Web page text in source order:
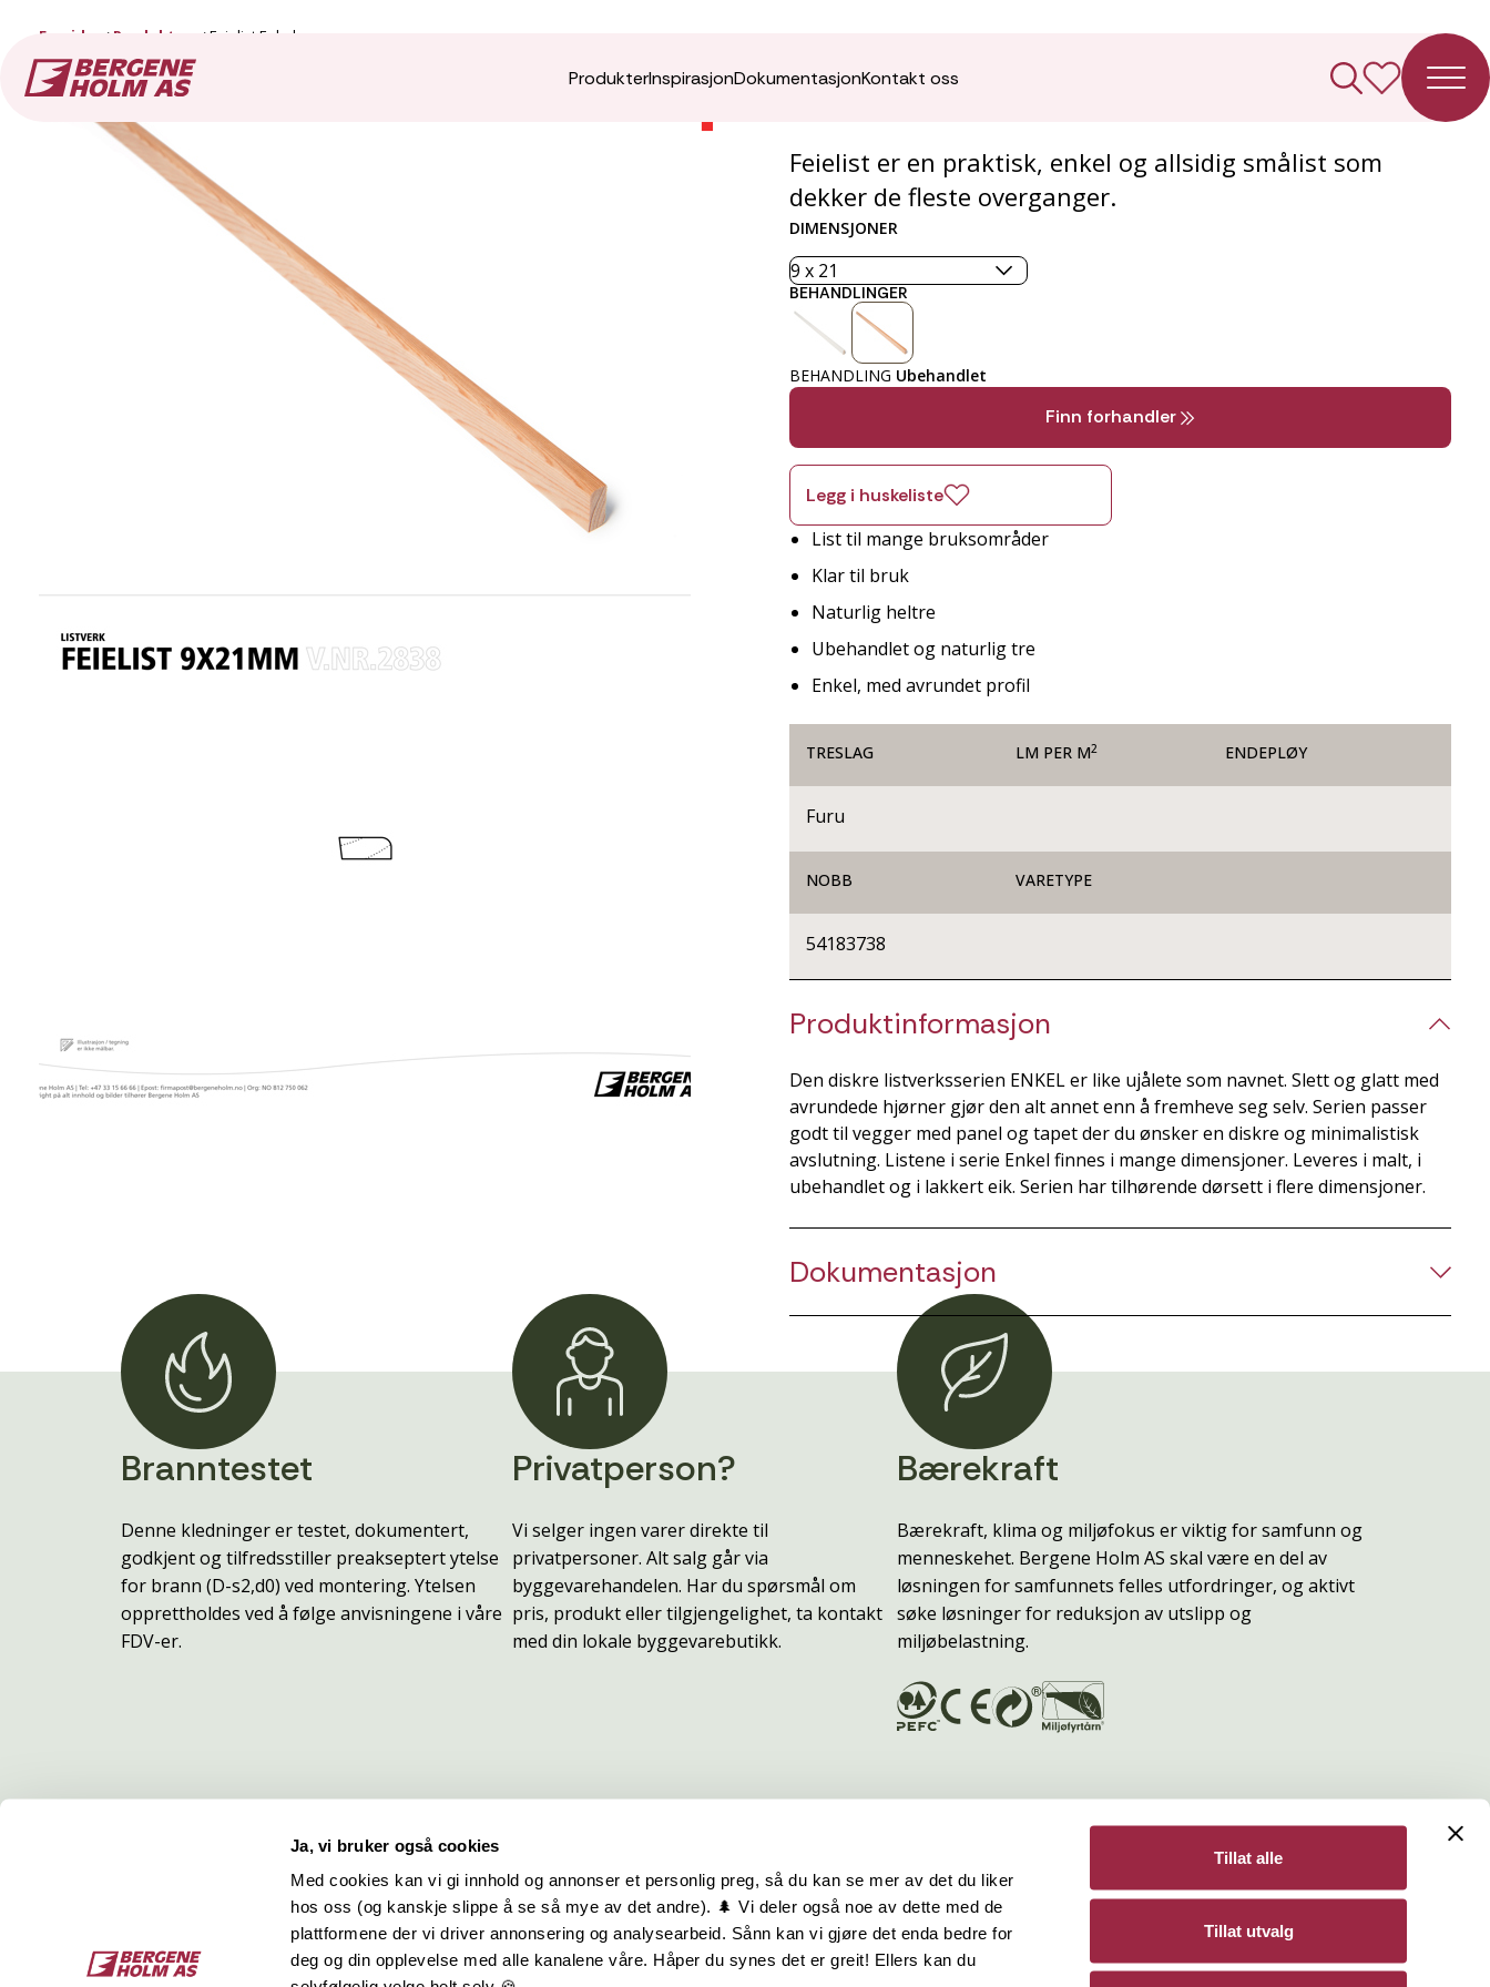
Ja, vi bruker også cookies
Med cookies kan vi gi innhold og annonser et personlig preg, så du kan se mer av det du liker
hos oss (og kanskje slippe å se så mye av det andre). 🌲 Vi deler også noe av dette med de
plattformene der vi driver annonsering og analysearbeid. Sånn kan vi gjøre det enda bedre for
deg og din opplevelse med alle kanalene våre. Håper du synes det er greit! Ellers kan du
Tillat alle
Tillat utvalg
ProdukterInspirasjonDokumentasjonKontakt oss
Forside Produkter Feielist Enkel
Feielist Enkel
Feielist er en praktisk, enkel og allsidig smålist som
dekker de fleste overganger.
DIMENSJONER
BEHANDLINGER
BEHANDLING Ubehandlet
Finn forhandler
Legg i huskeliste
List til mange bruksområder
Klar til bruk
Naturlig heltre
Ubehandlet og naturlig tre
Enkel, med avrundet profil
TRESLAG LM PER M2 ENDEPLØY
Furu
NOBB VARETYPE
54183738
Produktinformasjon
Den diskre listverksserien ENKEL er like ujålete som navnet. Slett og glatt med
avrundede hjørner gjør den alt annet enn å fremheve seg selv. Serien passer
godt til vegger med panel og tapet der du ønsker en diskre og minimalistisk
avslutning. Listene i serie Enkel finnes i mange dimensjoner. Leveres i malt, i
ubehandlet og i lakkert eik. Serien har tilhørende dørsett i flere dimensjoner.
Dokumentasjon
Branntestet
Denne kledninger er testet, dokumentert,
godkjent og tilfredsstiller preakseptert ytelse
for brann (D-s2,d0) ved montering. Ytelsen
opprettholdes ved å følge anvisningene i våre
FDV-er.
Privatperson?
Vi selger ingen varer direkte til
privatpersoner. Alt salg går via
byggevarehandelen. Har du spørsmål om
pris, produkt eller tilgjengelighet, ta kontakt
med din lokale byggevarebutikk.
Bærekraft
Bærekraft, klima og miljøfokus er viktig for samfunn og
menneskehet. Bergene Holm AS skal være en del av
løsningen for samfunnets felles utfordringer, og aktivt
søke løsninger for reduksjon av utslipp og
miljøbelastning.
Om oss Hurtiglenker Bergene Holm